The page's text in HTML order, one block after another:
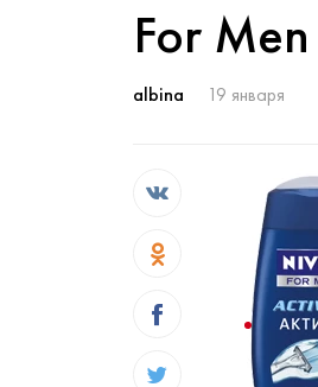
For
albina 19 января